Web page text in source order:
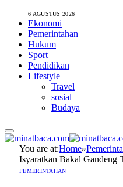
6 AGUSTUS 2026
Ekonomi
Pemerintahan
Hukum
Sport
Pendidikan
Lifestyle
Travel
sosial
Budaya
You are at:Home»
Isyaratkan Bakal Gandeng
PEMERINTAHAN